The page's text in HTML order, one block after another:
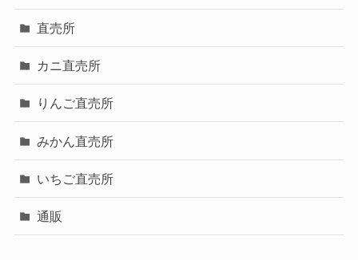
直売所
カニ直売所
りんご直売所
みかん直売所
いちご直売所
通販